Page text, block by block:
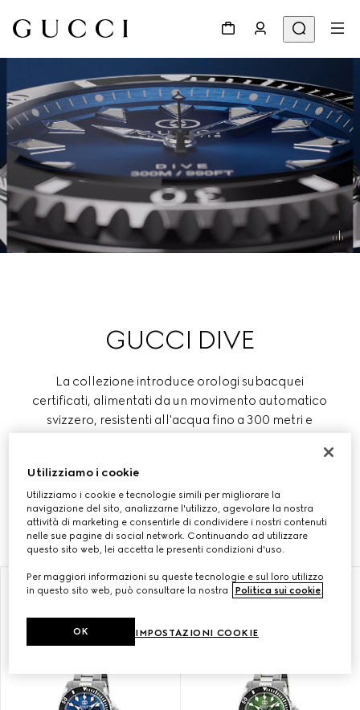
GUCCI DIVE
La collezione introduce orologi subacquei
certificati, alimentati da un movimento automatico
svizzero, resistenti all'acqua fino a 300 metri e
venti, un omaggio al mondo nautico. La linea Gucci
Dive include anche modelli al quarzo con bracciali
in acciaio e cinturini sportivi in gomma abbinati a un
quadrante a tinta unita nero.
Utilizziamo i cookie
Utilizziamo i cookie e tecnologie simili per migliorare la
navigazione del sito, analizzarne l'utilizzo, agevolare la nostra
attività di marketing e consentirle di condividere i nostri contenuti
nelle sue pagine di social network. Continuando ad utilizzare
questo sito web, lei accetta le presenti condizioni d'uso.
Per maggiori informazioni su queste tecnologie e sul loro utilizzo
in questo sito web, può consultare la nostra
Politica sui cookie
IMPOSTAZIONI COOKIE
OK